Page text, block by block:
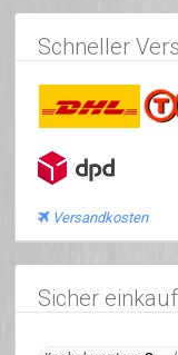
Schneller
Versandkosten
Sicher